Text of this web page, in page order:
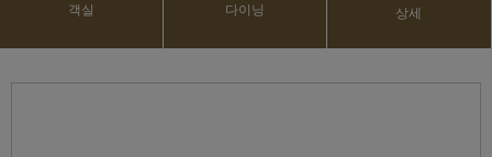
객실 다이닝 상세